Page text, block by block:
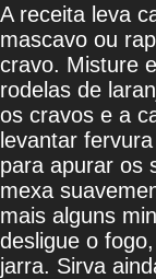
A receita leva
mascavo ou
cravo. Misture
rodelas de
os cravos e a
levantar
para apurar os
mexa
mais alguns
desligue o
jarra. Sirva